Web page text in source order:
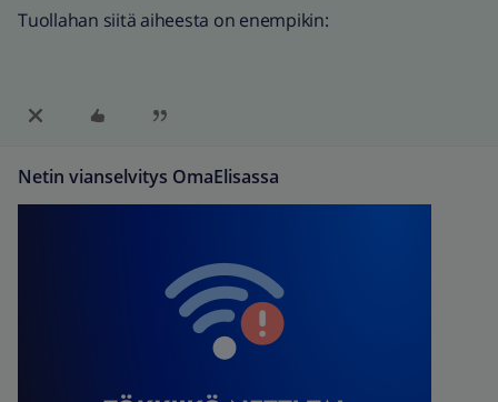
Tuollahan siitä aiheesta on enempikin:
Netin vianselvitys OmaElisassa